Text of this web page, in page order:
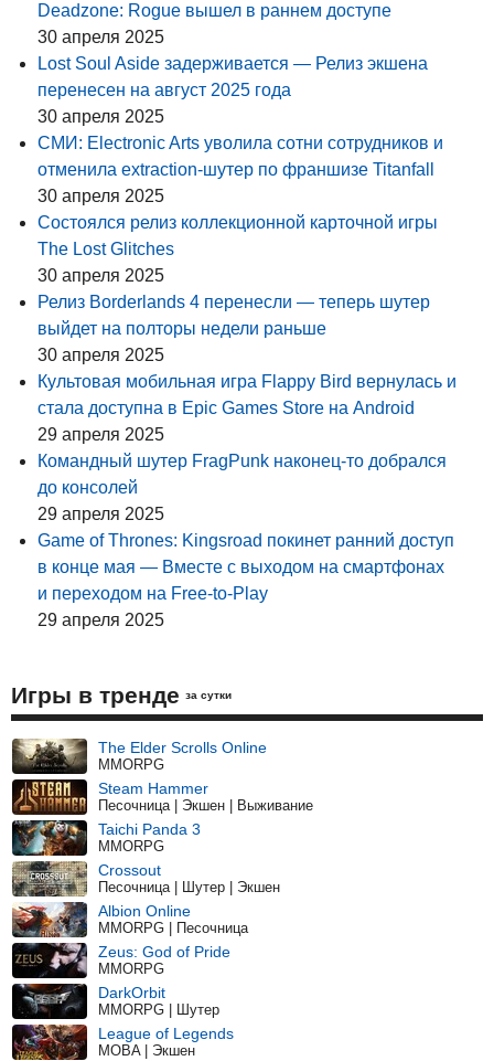
Deadzone: Rogue вышел в раннем доступе
30 апреля 2025
Lost Soul Aside задерживается — Релиз экшена
перенесен на август 2025 года
30 апреля 2025
СМИ: Electronic Arts уволила сотни сотрудников и
отменила extraction-шутер по франшизе Titanfall
30 апреля 2025
Состоялся релиз коллекционной карточной игры
The Lost Glitches
30 апреля 2025
Релиз Borderlands 4 перенесли — теперь шутер
выйдет на полторы недели раньше
30 апреля 2025
Культовая мобильная игра Flappy Bird вернулась и
стала доступна в Epic Games Store на Android
29 апреля 2025
Командный шутер FragPunk наконец-то добрался
до консолей
29 апреля 2025
Game of Thrones: Kingsroad покинет ранний доступ
в конце мая — Вместе с выходом на смартфонах
и переходом на Free-to-Play
29 апреля 2025
Игры в тренде за сутки
The Elder Scrolls Online
MMORPG
Steam Hammer
Песочница | Экшен | Выживание
Taichi Panda 3
MMORPG
Crossout
Песочница | Шутер | Экшен
Albion Online
MMORPG | Песочница
Zeus: God of Pride
MMORPG
DarkOrbit
MMORPG | Шутер
League of Legends
MOBA | Экшен